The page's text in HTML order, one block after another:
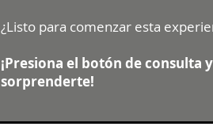
¿Listo para comenzar esta
¡Presiona el botón de consulta
sorprenderte!